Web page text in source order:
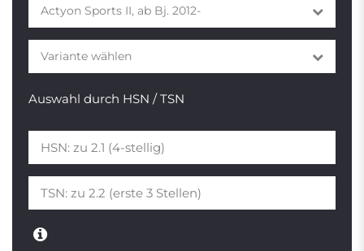
Actyon Sports II, ab Bj. 2012-
Variante wählen
Auswahl durch HSN / TSN